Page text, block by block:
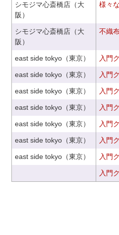
シモジマ心斎橋店（大
阪）
様々
シモジマ心斎橋店（大
阪）
不織
east side tokyo（東京） 入門
east side tokyo（東京） 入門
east side tokyo（東京） 入門
east side tokyo（東京） 入門
east side tokyo（東京） 入門
east side tokyo（東京） 入門
east side tokyo（東京） 入門
入門